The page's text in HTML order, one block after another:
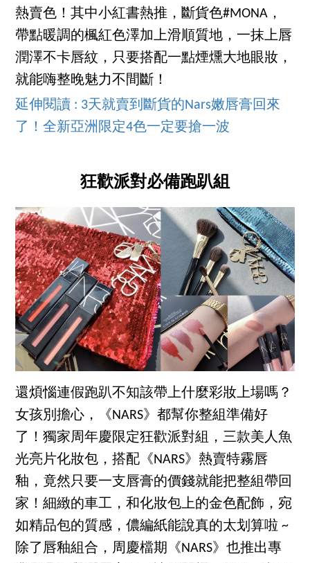
熱賣色！其中小紅書熱推，斷貨色#MONA，
帶點暖調的楓紅色澤加上滑順質地，一抹上唇
潤澤不卡唇紋，只要搭配一點煙燻大地眼妝，
就能嗨整晚魅力不間斷！
延伸閱讀 : 3天就賣到斷貨的Nars嫩唇膏回來
了！全新亞洲限定4色一定要搶一波
狂歡派對必備跑趴組
還煩惱連假跑趴不知該帶上什麼彩妝上場嗎？
女孩別擔心，《NARS》都幫你整組準備好
了！獨家周年慶限定狂歡派對組，三款美人魚
光亮片化妝包，搭配《NARS》熱賣特霧唇
釉，竟然只要一支唇膏的價錢就能把整組帶回
家！細緻的車工，和化妝包上的金色配飾，宛
如精品包的質感，儂編紙能說真的太划算啦 ~
除了唇釉組合，周慶檔期《NARS》也推出專